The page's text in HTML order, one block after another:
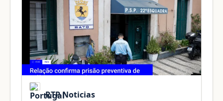
RTP Noticias